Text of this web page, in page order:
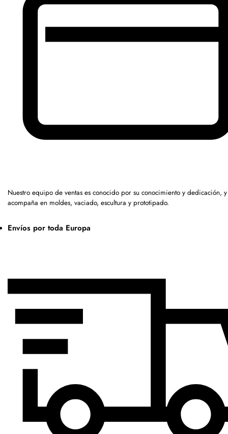
Nuestro equipo de ventas es conocido por su conocimiento y dedicación,
acompaña en moldes, vaciado, escultura y prototipado.
Envíos por toda Europa